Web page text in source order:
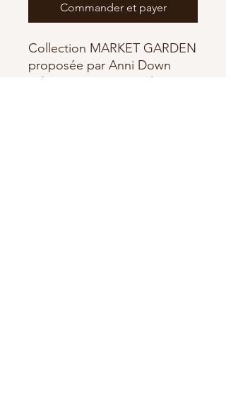
Commander et payer
Collection MARKET GARDEN
proposée par Anni Down
Fabriqué par Henry Glass